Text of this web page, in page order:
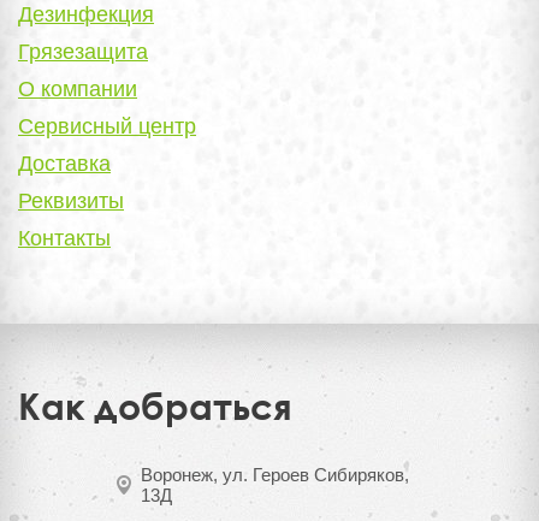
Дезинфекция
Грязезащита
О компании
Сервисный центр
Доставка
Реквизиты
Контакты
Как добраться
Воронеж, ул. Героев Сибиряков,
13Д